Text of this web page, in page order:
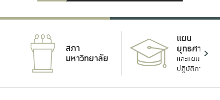
สภา
มหาวิทยาลัย
แผน
ยุทธศาสตร์
และแผน
ปฏิบัติการ